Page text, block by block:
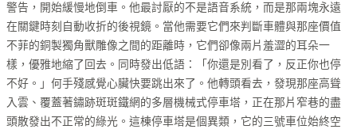
警告，開始緩慢地倒車。他最討厭的不是語音系統，而是那兩塊永遠
在關鍵時刻自動收折的後視鏡。當他需要它們來判斷車體與那座價值
不菲的銅製獨角獸雕像之間的距離時，它們卻像兩片羞澀的耳朵一
樣，優雅地縮了回去。同時發出低語：「你還是別看了，反正你也停
不好。」何手殘感覺心臟快要跳出來了。他轉頭看去，發現那座高聳
入雲、覆蓋著鏽跡斑斑鐵網的多層機械式停車塔，正在那片窄巷的盡
頭散發出不正常的綠光。這棟停車塔是個異類，它的三號車位始終空